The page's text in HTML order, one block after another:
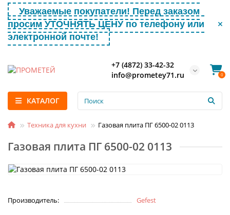
Уважаемые покупатели! Перед заказом
просим УТОЧНЯТЬ ЦЕНУ по телефону или
электронной почте!
+7 (4872) 33-42-32
info@prometey71.ru
0
КАТАЛОГ
Техника для кухни Газовая плита ПГ 6500-02 0113
Газовая плита ПГ 6500-02 0113
Производитель: Gefest